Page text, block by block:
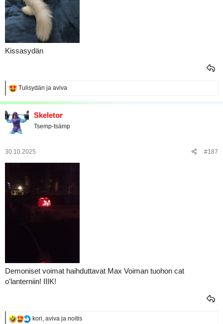
Kissasydän
R
a
t
i
o
:
Tulisydän ja aviva
Skeletor
Tsemp-tsämp
30.10.2025 #187
Demoniset voimat haihduttavat Max Voiman tuohon cat
o'lanterniin! IIIK!
Rkori, aviva ja noitis